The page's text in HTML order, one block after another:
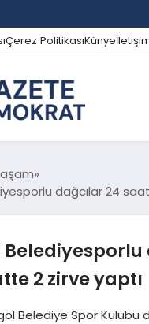
Çerez PolitikasıKünye
dağcılar 24
Belediyesporlu
2 zirve yaptı
Belediye Spor Kulübü